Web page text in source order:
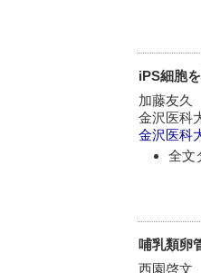
iPS細胞
加藤友久
金沢医科
金沢医科
全文
哺乳類卵
西園啓文